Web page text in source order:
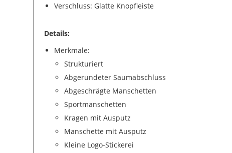
Verschluss: Glatte Knopfleiste
Details:
Merkmale:
Strukturiert
Abgerundeter Saumabschluss
Abgeschrägte Manschetten
Sportmanschetten
Kragen mit Ausputz
Manschette mit Ausputz
Kleine Logo-Stickerei